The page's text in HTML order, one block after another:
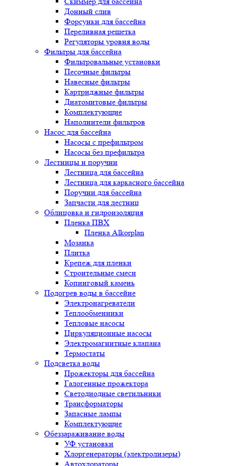
Донный слив
Форсунки для бассейна
Переливная решетка
Регуляторы уровня воды
Фильтры для бассейна
Фильтровальные установки
Песочные фильтры
Навесные фильтры
Картриджные фильтры
Диатомитовые фильтры
Комплектующие
Наполнители фильтров
Насос для бассейна
Насосы с префильтром
Насосы без префильтра
Лестницы и поручни
Лестница для бассейна
Лестница для каркасного бассейна
Поручни для бассейна
Запчасти для лестниц
Облицовка и гидроизоляция
Пленка ПВХ
Пленка Alkorplan
Мозаика
Плитка
Крепеж для пленки
Строительные смеси
Копинговый камень
Подогрев воды в бассейне
Электронагреватели
Теплообменники
Тепловые насосы
Циркуляционные насосы
Электромагнитные клапана
Термостаты
Подсветка воды
Прожекторы для бассейна
Галогенные прожектора
Светодиодные светильники
Трансформаторы
Запасные лампы
Комплектующие
Обеззараживание воды
УФ установки
Хлоргенераторы (электролизеры)
Автохлораторы